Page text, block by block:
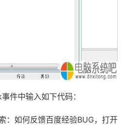
中输入如下代码：
：如何反馈百度经验BUG，打开